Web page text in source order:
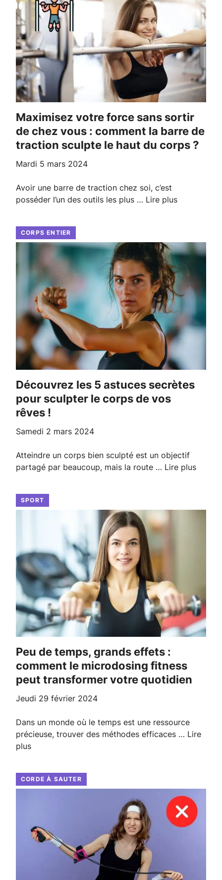
Maximisez votre force sans sortir
de chez vous : comment la barre de
traction sculpte le haut du corps ?
mardi 5 mars 2024
Avoir une barre de traction chez soi, c’est
posséder l’un des outils les plus … Lire plus
CORPS ENTIER
Découvrez les 5 astuces secrètes
pour sculpter le corps de vos
rêves !
samedi 2 mars 2024
Atteindre un corps bien sculpté est un objectif
partagé par beaucoup, mais la route … Lire plus
SPORT
Peu de temps, grands effets :
comment le microdosing fitness
peut transformer votre quotidien
jeudi 29 février 2024
Dans un monde où le temps est une ressource
précieuse, trouver des méthodes efficaces … Lire
plus
CORDE À SAUTER